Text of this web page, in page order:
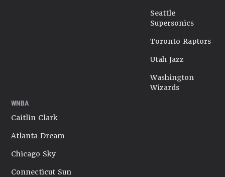
Seattle
Supersonics
Toronto Raptors
Utah Jazz
Washington
Wizards
WNBA
Caitlin Clark
Atlanta Dream
Chicago Sky
Connecticut Sun